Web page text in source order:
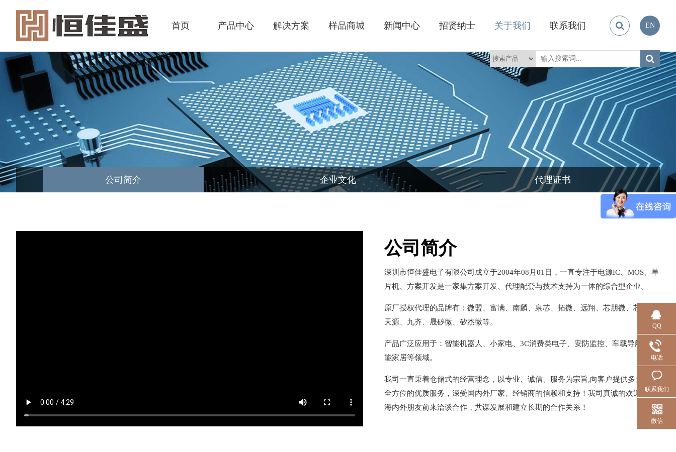
EN
首页 产品中心 解决方案 样品商城 新闻中心 招贤纳士 关于我们 联系我们
公司简介 企业文化 代理证书
公司简介
深圳市恒佳盛电子有限公司成立于2004年08月01日，一直专注于电源IC、MOS、单
片机、方案开发是一家集方案开发、代理配套与技术支持为一体的综合型企业。
原厂授权代理的品牌有：微盟、富满、南麟、泉芯、拓微、远翔、芯朋微、芯联、
天源、九齐、晟矽微、矽杰微等。
产品广泛应用于：智能机器人、小家电、3C消费类电子、安防监控、车载导航、智
能家居等领域。
我司一直秉着仓储式的经营理念，以专业、诚信、服务为宗旨,向客户提供多元化、
全方位的优质服务，深受国内外厂家、经销商的信赖和支持！我司真诚的欢迎广大
海内外朋友前来洽谈合作，共谋发展和建立长期的合作关系！
QQ
电话
联系我们
微信